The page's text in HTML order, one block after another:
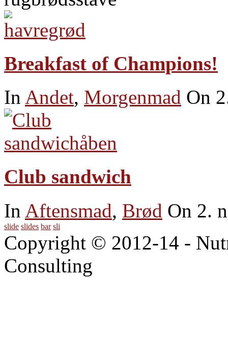
Breakfast of Champions!
In Andet, Morgenmad On
Club sandwich
In Aftensmad, Brød On 2.
slide slides bar sli
Copyright © 2012-14 -
Consulting